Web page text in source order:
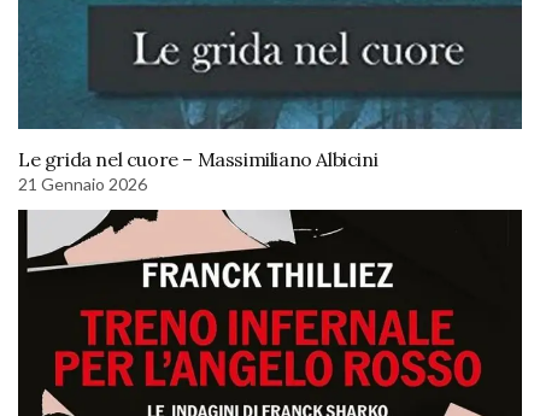
Le grida nel cuore – Massimiliano Albicini
21 Gennaio 2026